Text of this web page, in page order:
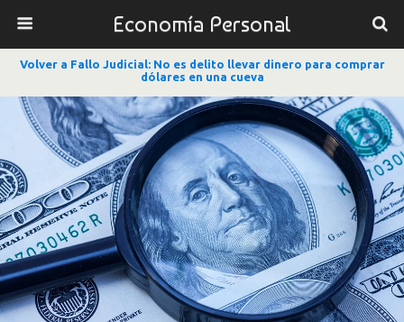
Economía Personal
Volver a Fallo Judicial: No es delito llevar dinero para comprar
dólares en una cueva